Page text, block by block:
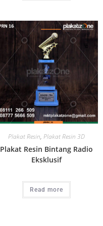
Plakat Resin, Plakat Resin 3D
Plakat Resin Bintang Radio
Eksklusif
Read more